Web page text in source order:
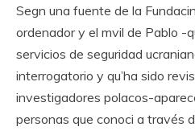
Segn una fuente de la
ordenador y el mvil de Pablo -
servicios de seguridad
interrogatorio y qu’ha sido
investigadores polacos-
personas que conoci a través